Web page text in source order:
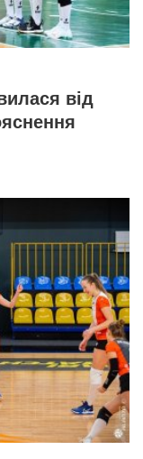
від